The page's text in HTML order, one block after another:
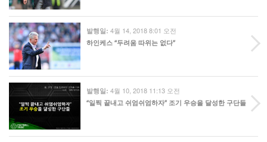
발행일: 4월 14, 2018 8:01 오전
하인케스 “두려움 따위는 없다”
발행일: 4월 10, 2018 11:13 오전
“일찍 끝내고 쉬엄쉬엄하자” 조기 우승을 달성한 구단들